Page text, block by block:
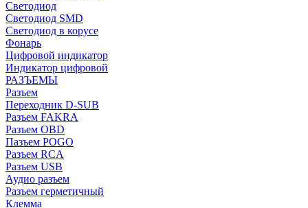
Светодиод
Светодиод SMD
Светодиод в корусе
Фонарь
Цифровой индикатор
Индикатор цифровой
РАЗЪЕМЫ
Разъем
Переходник D-SUB
Разъем FAKRA
Разъем OBD
Пазъем POGO
Разъем RCA
Разъем USB
Аудио разъем
Разъем герметичный
Клемма